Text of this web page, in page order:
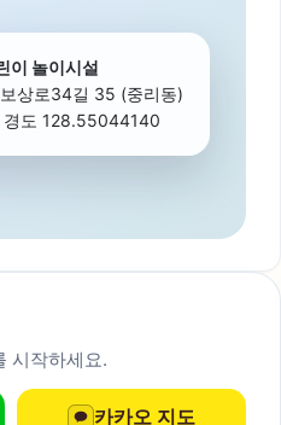
이 놀이시설
상로34길 35 (중리동)
도 128.55044140
시작하세요.
카카오 지도